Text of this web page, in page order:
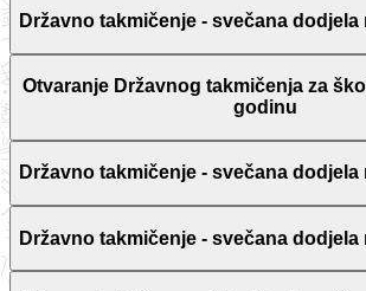
Državno takmičenje - svečana dodjela
Otvaranje Državnog takmičenja za
godinu
Državno takmičenje - svečana dodjela
Državno takmičenje - svečana dodjela